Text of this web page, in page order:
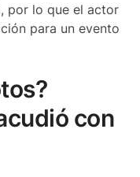
por lo que el actor
para un evento
con